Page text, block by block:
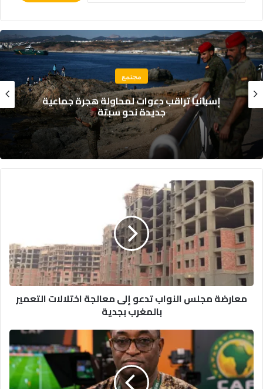
مجتمع
وزارة التربية الوطنية تحسم موعد الدخول
المدرسي 2026-2027
معارضة
مجلس
النواب
تدعو
إلى
معالجة
اختلالات
التعمير
بالمغرب
بجدية
معارضة مجلس النواب تدعو إلى معالجة اختلالات التعمير
بالمغرب بجدية
النيابة
العامة
توضح
حقيقة
وفاة